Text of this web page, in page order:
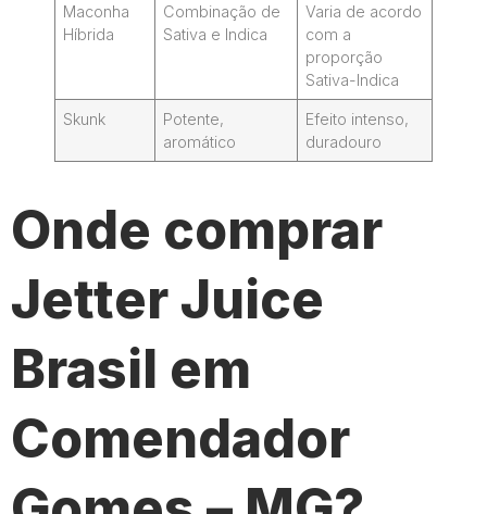
Maconha
Híbrida
Combinação de
Sativa e Indica
Varia de acordo
com a
proporção
Sativa-Indica
Skunk
Potente,
aromático
Efeito intenso,
duradouro
Onde comprar
Jetter Juice
Brasil em
Comendador